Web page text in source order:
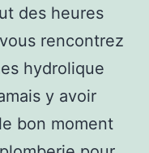
des heures
rencontrez
hydrolique
y avoir
bon moment